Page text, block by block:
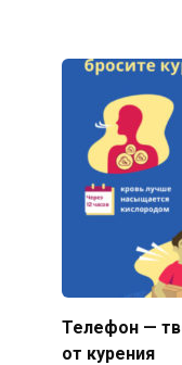
Телефон —
от курения